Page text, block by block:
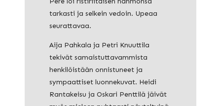
tarkasti ja selkein vedoin. Upeaa
seurattavaa.
Aija Pahkala ja Petri Knuuttila
tekivät samaistuttavammista
henkilöistään onnistuneet ja
sympaattiset luonnekuvat. Heidi
Rantakeisu ja Oskari Penttilä jäivät